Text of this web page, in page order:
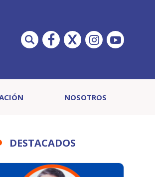
NOSOTROS
DESTACADOS